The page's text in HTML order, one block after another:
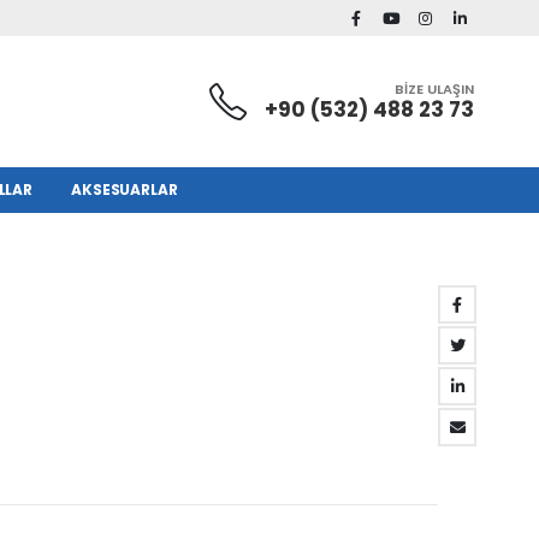
BİZE ULAŞIN
+90 (532) 488 23 73
AKSESUARLAR